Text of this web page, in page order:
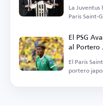
La
Paris Saint-
El PSG
al Portero
El Paris
portero